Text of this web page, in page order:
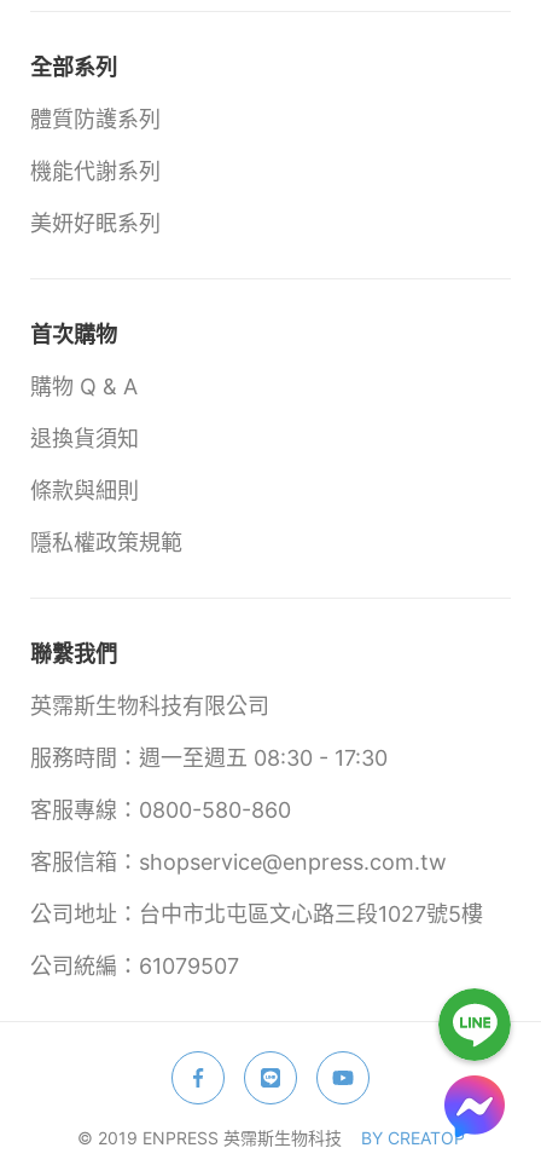
全部系列
體質防護系列
機能代謝系列
美妍好眠系列
首次購物
購物 Q & A
退換貨須知
條款與細則
隱私權政策規範
聯繫我們
英霈斯生物科技有限公司
服務時間：週一至週五 08:30 - 17:30
客服專線：0800-580-860
客服信箱：shopservice@enpress.com.tw
公司地址：台中市北屯區文心路三段1027號5樓
公司統編：61079507
© 2019 ENPRESS 英霈斯生物科技 BY CREATOP